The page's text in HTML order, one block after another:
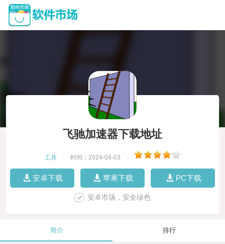
飞驰加速器下载地址
工具 时间：2024-04-03
安卓下载 苹果下载 PC下载
安卓市场，安全绿色
简介 排行